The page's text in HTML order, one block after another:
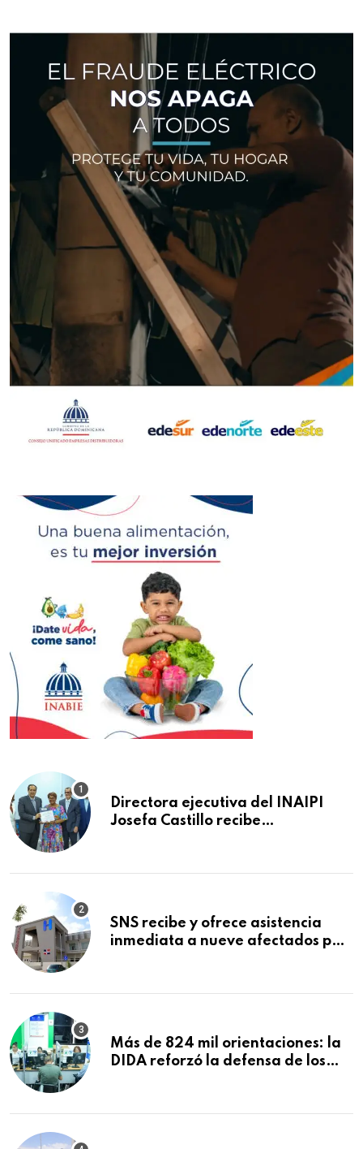
Directora ejecutiva del INAIPI
Josefa Castillo recibe
SNS recibe y ofrece asistencia
inmediata a nueve afectados por
Macorís
Más de 824 mil orientaciones: la
DIDA reforzó la defensa de los